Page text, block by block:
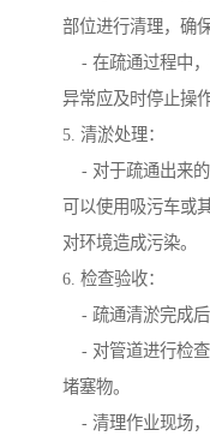
部位进行清理，确
- 在疏通过程中，
异常应及时停止操
5. 清淤处理：
- 对于疏通出来的
可以使用吸污车或
对环境造成污染。
6. 检查验收：
- 疏通清淤完成后
- 对管道进行检查
堵塞物。
- 清理作业现场，